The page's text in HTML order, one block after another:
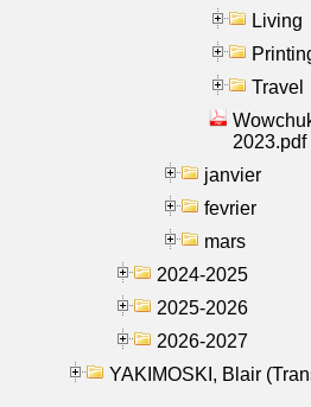
Living
Travel
2023.pdf
janvier
fevrier
mars
2024-2025
2025-2026
2026-2027
YAKIMOSKI, Blair